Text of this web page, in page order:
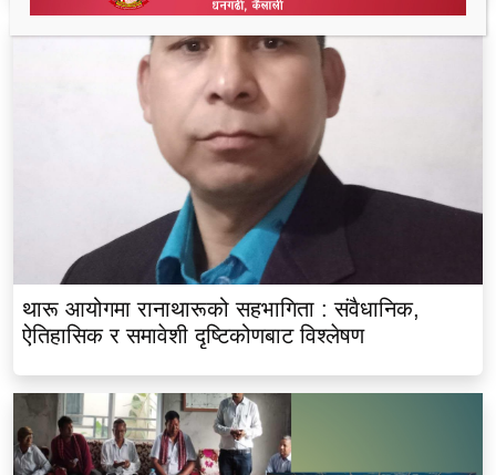
थारू आयोगमा रानाथारूको सहभागिता : संवैधानिक,
ऐतिहासिक र समावेशी दृष्टिकोणबाट विश्लेषण